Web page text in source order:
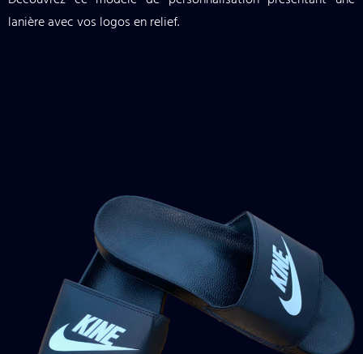
lanière avec vos logos en relief.